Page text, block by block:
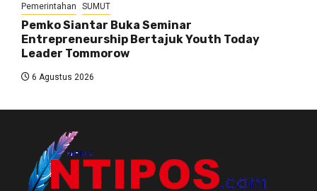
Pemerintahan SUMUT
Pemko Siantar Buka Seminar
Entrepreneurship Bertajuk Youth Today
Leader Tommorow
6 Agustus 2026